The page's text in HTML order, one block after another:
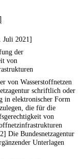
Juli 2021]
der
von
von Wasserstoffnetzen
schriftlich oder
in elektronischer Form
die für die
von
Die Bundesnetzagentur
Unterlagen